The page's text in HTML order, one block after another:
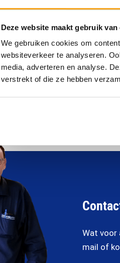
Deze website maakt gebruik van
We gebruiken cookies om
websiteverkeer te analyseren.
media, adverteren en analyse.
verstrekt of die ze hebben
we vertellen u graag meer!
dat
Wat voor
mail of